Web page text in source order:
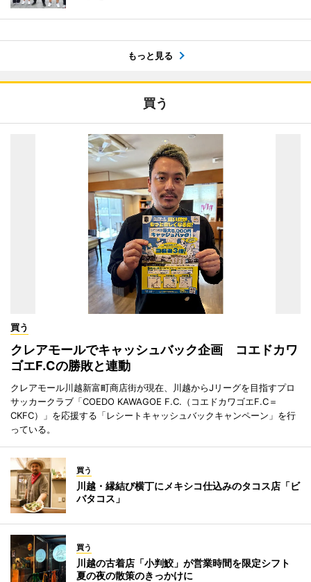
もっと見る
買う
買う
クレアモールでキャッシュバック企画 コエドカワ
ゴエF.Cの勝敗と連動
クレアモール川越新富町商店街が現在、川越からJリーグを目指すプロ
サッカークラブ「COEDO KAWAGOE F.C.（コエドカワゴエF.C＝
CKFC）」を応援する「レシートキャッシュバックキャンペーン」を行
っている。
買う
川越・縁結び横丁にメキシコ仕込みのタコス店「ビ
バタコス」
買う
川越の古着店「小判鮫」が営業時間を限定シフト
夏の夜の散策のきっかけに